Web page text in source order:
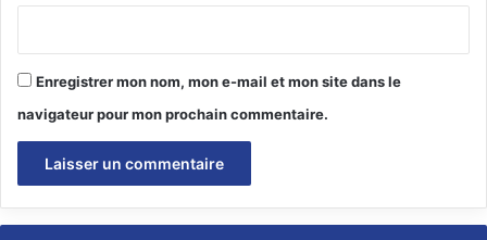
Enregistrer mon nom, mon e-mail et mon site dans le
navigateur pour mon prochain commentaire.